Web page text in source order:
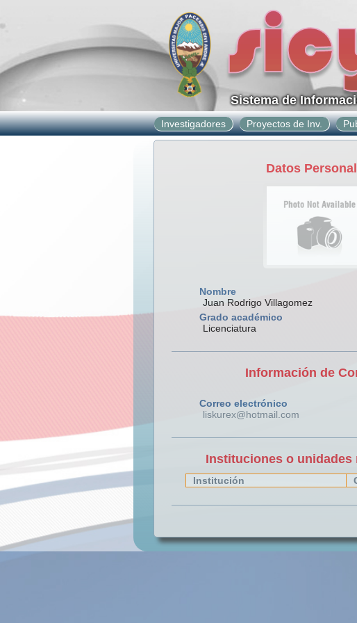
Sistema de
Investigadores Proyectos de Inv.
Datos
Nombre
Juan Rodrigo Villagomez
Grado académico
Licenciatura
Información de
Correo electrónico
liskurex@hotmail.com
Instituciones o unidades
Institución